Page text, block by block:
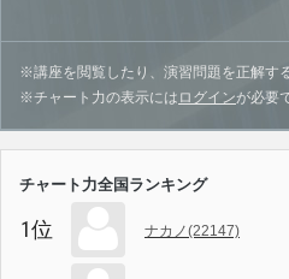
※講座を閲覧したり、演習問題を正解す
※チャート力の表示には ログインが必要
チャート力全国ランキング
1位 ナカノ(22147)